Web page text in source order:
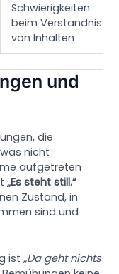
Schwierigkeiten
beim Verständnis
von Inhalten
und
die
nicht
aufgetreten
„Es steht still.“
Zustand, in
sind und
ist„Da geht nichts